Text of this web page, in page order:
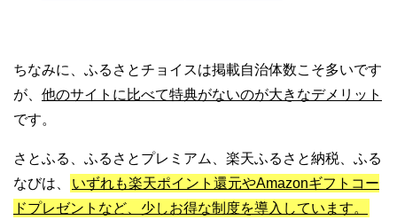
ちなみに、ふるさとチョイスは掲載自治体数こそ多いです
が、 他のサイトに比べて特典がないのが大きなデメリット
です。
さとふる、ふるさとプレミアム、楽天ふるさと納税、ふる
なびは、
いずれも楽天ポイント還元やAmazonギフトコー
ドプレゼントなど、少しお得な制度を導入しています。